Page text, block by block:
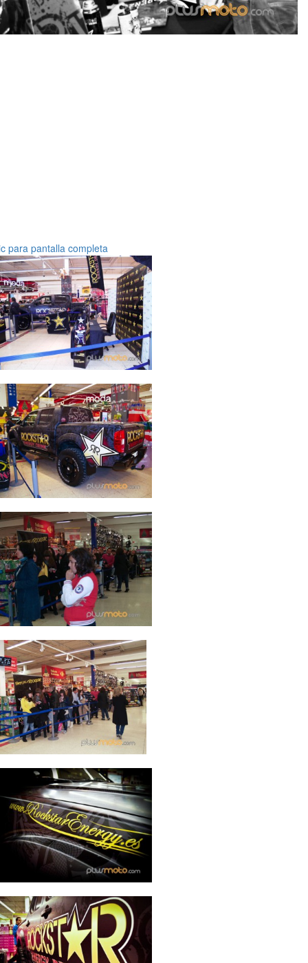
para pantalla completa